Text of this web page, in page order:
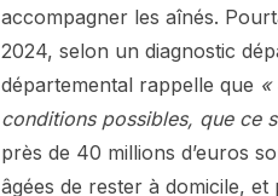
accompagner les aînés.
2024, selon un diagnostic
départemental rappelle que «
conditions possibles, que ce
près de 40 millions d’euros
âgées de rester à domicile, et